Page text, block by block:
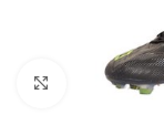
Click to